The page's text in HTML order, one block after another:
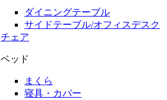
ダイニングテーブル
サイドテーブル/オフィスデスク
チェア
ベッド
まくら
寝具・カバー